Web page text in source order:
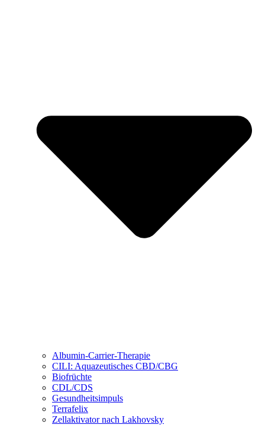
Albumin-Carrier-Therapie
CILI: Aquazeutisches CBD/CBG
Biofrüchte
CDL/CDS
Gesundheitsimpuls
Terrafelix
Zellaktivator nach Lakhovsky